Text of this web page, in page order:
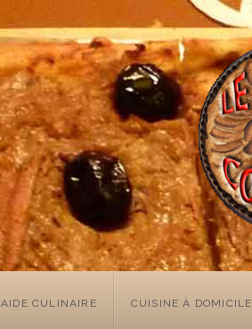
AIDE CULINAIRE CUISINE À DOMICILE